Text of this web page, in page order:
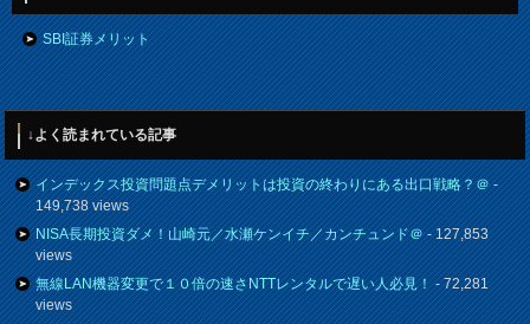
SBI証券メリット
↓よく読まれている記事
インデックス投資問題点デメリットは投資の終わりにある出口戦略？＠-
149,738 views
NISA長期投資ダメ！山崎元／水瀬ケンイチ／カンチュンド＠- 127,853
views
無線LAN機器変更で１０倍の速さNTTレンタルで遅い人必見！- 72,281
views